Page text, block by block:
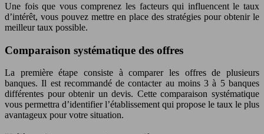
Une fois que vous comprenez les facteurs qui influencent le taux
d’intérêt, vous pouvez mettre en place des stratégies pour obtenir le
meilleur taux possible.
Comparaison systématique des offres
La première étape consiste à comparer les offres de plusieurs
banques. Il est recommandé de contacter au moins 3 à 5 banques
différentes pour obtenir un devis. Cette comparaison systématique
vous permettra d’identifier l’établissement qui propose le taux le plus
avantageux pour votre situation.